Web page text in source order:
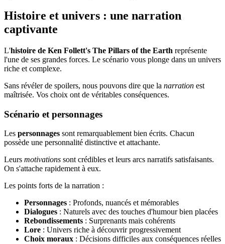
Histoire et univers : une narration
captivante
L'histoire de Ken Follett's The Pillars of the Earth représente
l'une de ses grandes forces. Le scénario vous plonge dans un univers
riche et complexe.
Sans révéler de spoilers, nous pouvons dire que la narration est
maîtrisée. Vos choix ont de véritables conséquences.
Scénario et personnages
Les personnages sont remarquablement bien écrits. Chacun
possède une personnalité distinctive et attachante.
Leurs motivations sont crédibles et leurs arcs narratifs satisfaisants.
On s'attache rapidement à eux.
Les points forts de la narration :
Personnages : Profonds, nuancés et mémorables
Dialogues : Naturels avec des touches d'humour bien placées
Rebondissements : Surprenants mais cohérents
Lore : Univers riche à découvrir progressivement
Choix moraux : Décisions difficiles aux conséquences réelles